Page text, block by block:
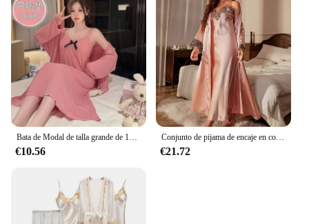
Bata de Modal de talla grande de 100KG, camisón con almohadilla para el pecho, traje para dormir para mujer, conjunto de pijamas de dos piezas de primavera, ropa exterior coreana sólida para el hogar
€10.56
Conjunto de pijama de encaje en contraste para mujer, bata de manga larga con cinturón, vestido antideslizante con cuello en V, ropa de dormir
€21.72